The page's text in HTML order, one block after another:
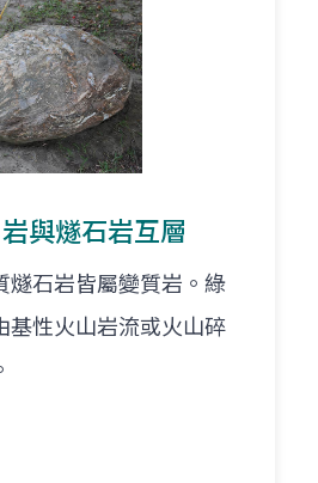
與燧石岩互層
燧石岩皆屬變質岩。綠
基性火山岩流或火山碎